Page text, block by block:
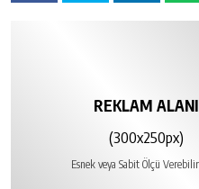
REKLAM ALANI
(300x250px)
Esnek veya Sabit Ölçü